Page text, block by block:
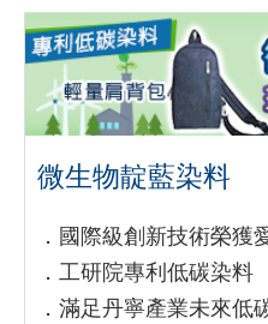
微生物靛藍染料
． 國際級創新技術榮獲
． 工研院專利低碳染料
． 滿足丹寧產業未來低